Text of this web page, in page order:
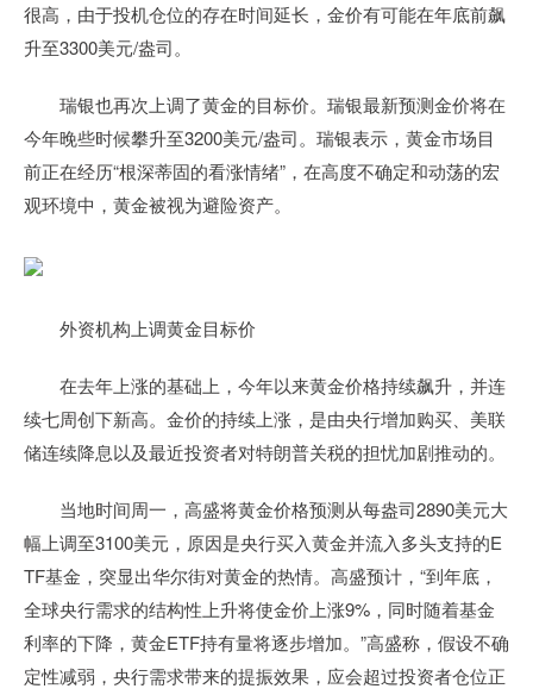
很高，由于投机仓位的存在时间延长，金价有可能在年底前飙
升至3300美元/盎司。
瑞银也再次上调了黄金的目标价。瑞银最新预测金价将在
今年晚些时候攀升至3200美元/盎司。瑞银表示，黄金市场目
前正在经历“根深蒂固的看涨情绪”，在高度不确定和动荡的宏
观环境中，黄金被视为避险资产。
外资机构上调黄金目标价
在去年上涨的基础上，今年以来黄金价格持续飙升，并连
续七周创下新高。金价的持续上涨，是由央行增加购买、美联
储连续降息以及最近投资者对特朗普关税的担忧加剧推动的。
当地时间周一，高盛将黄金价格预测从每盎司2890美元大
幅上调至3100美元，原因是央行买入黄金并流入多头支持的E
TF基金，突显出华尔街对黄金的热情。高盛预计，“到年底，
全球央行需求的结构性上升将使金价上涨9%，同时随着基金
利率的下降，黄金ETF持有量将逐步增加。”高盛称，假设不确
定性减弱，央行需求带来的提振效果，应会超过投资者仓位正